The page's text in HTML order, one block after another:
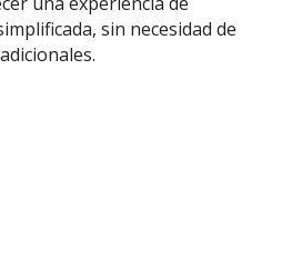
sin necesidad de